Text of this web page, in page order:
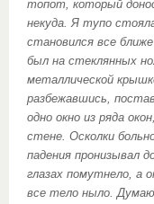
топот, который
некуда. Я тупо
становился все
был на стеклянных
металлической
разбежавшись,
одно окно из ряда
стене. Осколки
падения пронизывал
глазах помутнело, а
все тело ныло.